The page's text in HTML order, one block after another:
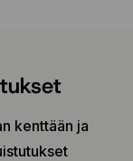
kenttään ja